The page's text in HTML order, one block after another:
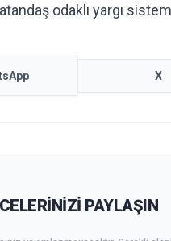
odaklı yargı
X
PAYLAŞIN